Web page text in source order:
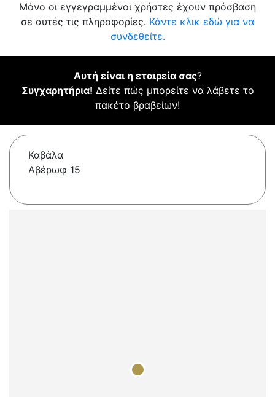
Μόνο οι εγγεγραμμένοι χρήστες έχουν πρόσβαση
σε αυτές τις πληροφορίες. Κάντε κλικ εδώ για να
συνδεθείτε.
Αυτή είναι η εταιρεία σας?
Συγχαρητήρια! Δείτε πώς μπορείτε να λάβετε το
πακέτο βραβείων!
Καβάλα
Αβέρωφ 15